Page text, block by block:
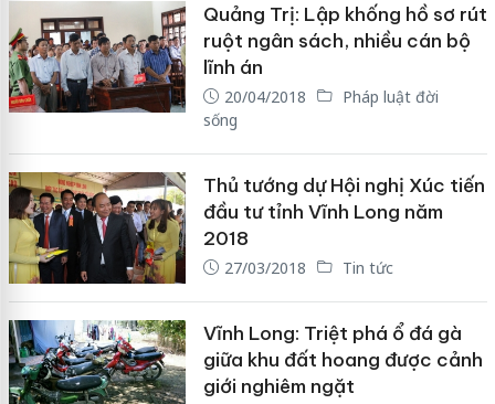
Quảng Trị: Lập khống hồ sơ rút
ruột ngân sách, nhiều cán bộ
lĩnh án
20/04/2018
Pháp luật đời
sống
Thủ tướng dự Hội nghị Xúc tiến
đầu tư tỉnh Vĩnh Long năm
2018
27/03/2018 Tin tức
Vĩnh Long: Triệt phá ổ đá gà
giữa khu đất hoang được cảnh
giới nghiêm ngặt